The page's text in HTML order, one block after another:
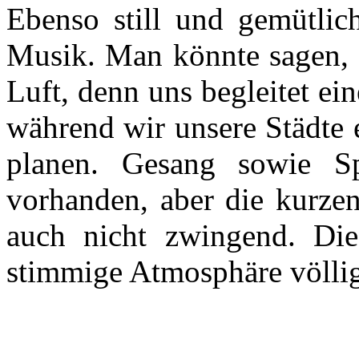
Ebenso still und
Musik. Man könnte
Luft, denn uns begleitet
während wir unsere Städte
planen. Gesang sowie
vorhanden, aber die
auch nicht zwingend.
stimmige Atmosphäre